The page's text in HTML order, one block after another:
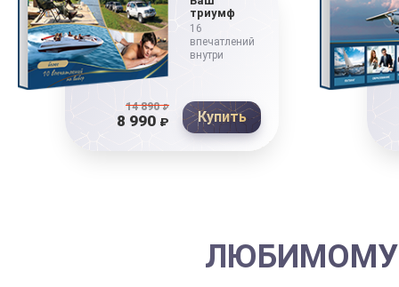
триумф
16
впечатлений
внутри
14 890₽
8 990 ₽ Купить
ЛЮБИМОМУ